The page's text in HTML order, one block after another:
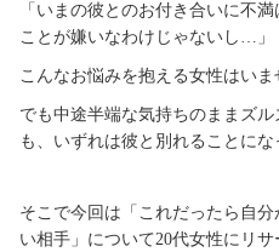
「いまの彼とのお付き合いに不
ことが嫌いなわけじゃないし…」
こんなお悩みを抱える女性はいま
でも中途半端な気持ちのままズ
も、いずれは彼と別れることにな
そこで今回は「これだったら自
い相手」について20代女性にリサ